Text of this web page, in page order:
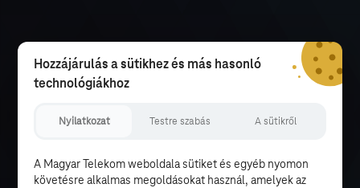
Hozzájárulás a sütikhez és más hasonló
technológiákhoz
Nyilatkozat Testre szabás A sütikről
A Magyar Telekom weboldala sütiket és egyéb nyomon
követésre alkalmas megoldásokat használ, amelyek az